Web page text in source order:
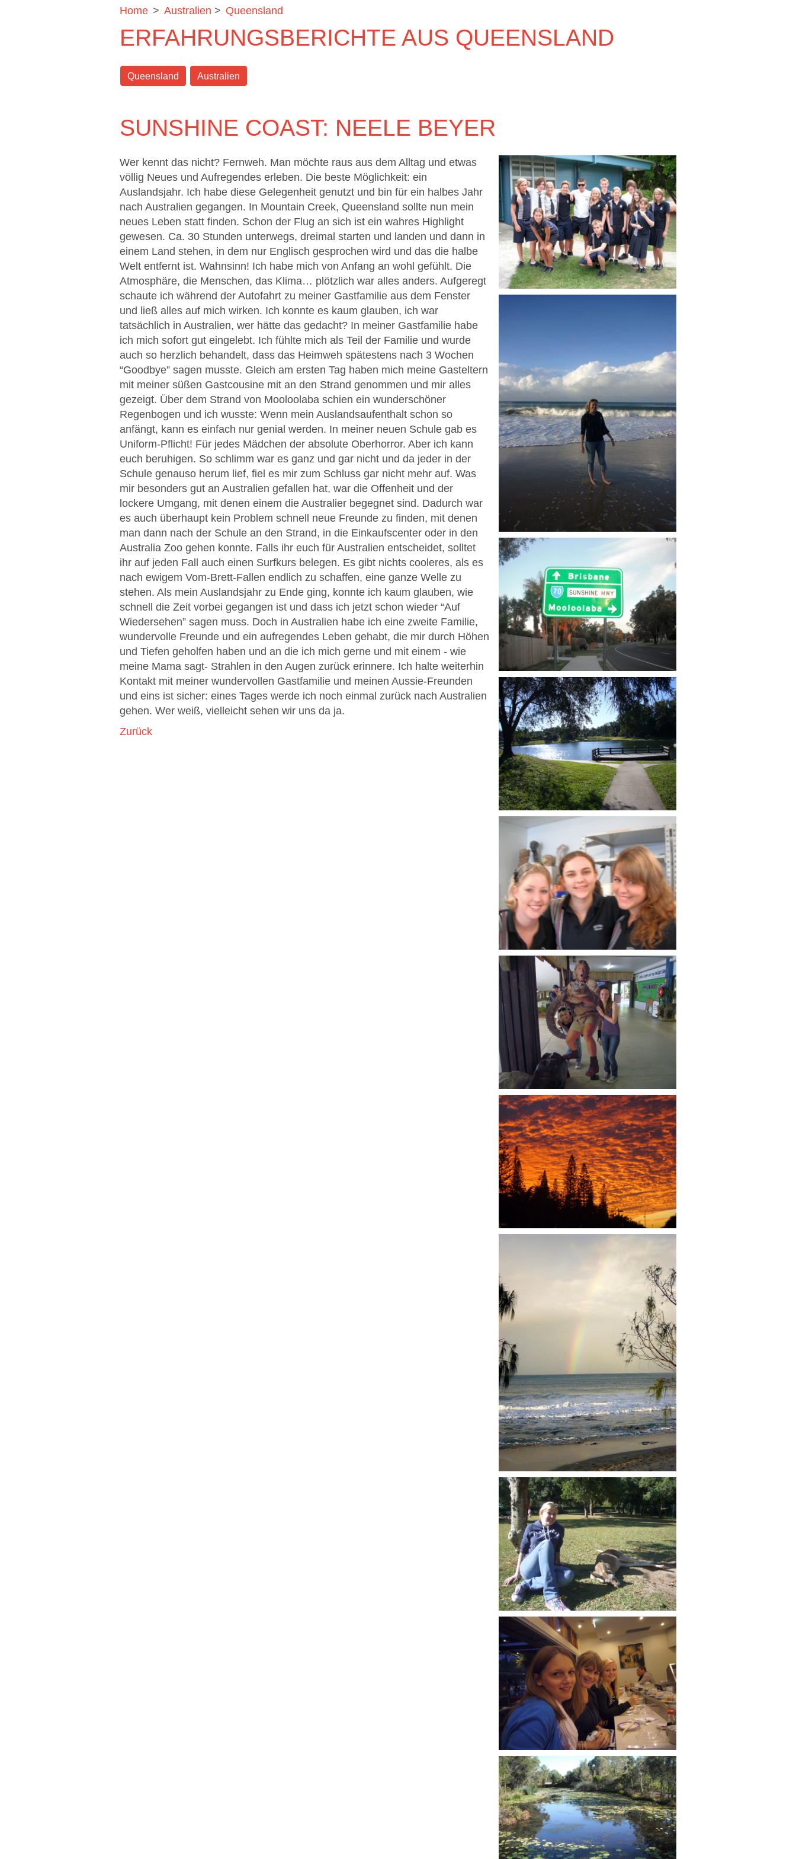
Home > Australien > Queensland
ERFAHRUNGSBERICHTE AUS QUEENSLAND
Queensland Australien
SUNSHINE COAST: NEELE BEYER
Wer kennt das nicht? Fernweh. Man möchte raus aus dem Alltag und etwas
völlig Neues und Aufregendes erleben. Die beste Möglichkeit: ein
Auslandsjahr. Ich habe diese Gelegenheit genutzt und bin für ein halbes Jahr
nach Australien gegangen. In Mountain Creek, Queensland sollte nun mein
neues Leben statt finden. Schon der Flug an sich ist ein wahres Highlight
gewesen. Ca. 30 Stunden unterwegs, dreimal starten und landen und dann in
einem Land stehen, in dem nur Englisch gesprochen wird und das die halbe
Welt entfernt ist. Wahnsinn! Ich habe mich von Anfang an wohl gefühlt. Die
Atmosphäre, die Menschen, das Klima… plötzlich war alles anders. Aufgeregt
schaute ich während der Autofahrt zu meiner Gastfamilie aus dem Fenster
und ließ alles auf mich wirken. Ich konnte es kaum glauben, ich war
tatsächlich in Australien, wer hätte das gedacht? In meiner Gastfamilie habe
ich mich sofort gut eingelebt. Ich fühlte mich als Teil der Familie und wurde
auch so herzlich behandelt, dass das Heimweh spätestens nach 3 Wochen
“Goodbye” sagen musste. Gleich am ersten Tag haben mich meine Gasteltern
mit meiner süßen Gastcousine mit an den Strand genommen und mir alles
gezeigt. Über dem Strand von Mooloolaba schien ein wunderschöner
Regenbogen und ich wusste: Wenn mein Auslandsaufenthalt schon so
anfängt, kann es einfach nur genial werden. In meiner neuen Schule gab es
Uniform-Pflicht! Für jedes Mädchen der absolute Oberhorror. Aber ich kann
euch beruhigen. So schlimm war es ganz und gar nicht und da jeder in der
Schule genauso herum lief, fiel es mir zum Schluss gar nicht mehr auf. Was
mir besonders gut an Australien gefallen hat, war die Offenheit und der
lockere Umgang, mit denen einem die Australier begegnet sind. Dadurch war
es auch überhaupt kein Problem schnell neue Freunde zu finden, mit denen
man dann nach der Schule an den Strand, in die Einkaufscenter oder in den
Australia Zoo gehen konnte. Falls ihr euch für Australien entscheidet, solltet
ihr auf jeden Fall auch einen Surfkurs belegen. Es gibt nichts cooleres, als es
nach ewigem Vom-Brett-Fallen endlich zu schaffen, eine ganze Welle zu
stehen. Als mein Auslandsjahr zu Ende ging, konnte ich kaum glauben, wie
schnell die Zeit vorbei gegangen ist und dass ich jetzt schon wieder “Auf
Wiedersehen” sagen muss. Doch in Australien habe ich eine zweite Familie,
wundervolle Freunde und ein aufregendes Leben gehabt, die mir durch Höhen
und Tiefen geholfen haben und an die ich mich gerne und mit einem - wie
meine Mama sagt- Strahlen in den Augen zurück erinnere. Ich halte weiterhin
Kontakt mit meiner wundervollen Gastfamilie und meinen Aussie-Freunden
und eins ist sicher: eines Tages werde ich noch einmal zurück nach Australien
gehen. Wer weiß, vielleicht sehen wir uns da ja.
Zurück